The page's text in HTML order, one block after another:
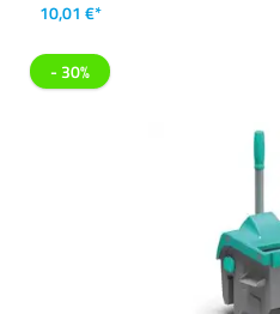
10,01 €*
- 30%